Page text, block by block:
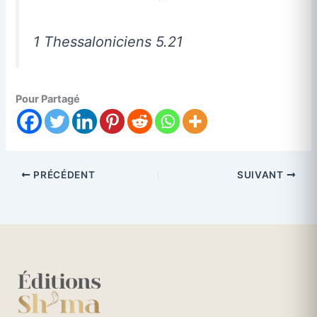
1 Thessaloniciens 5.21
Pour Partagé
PRÉCÉDENT SUIVANT